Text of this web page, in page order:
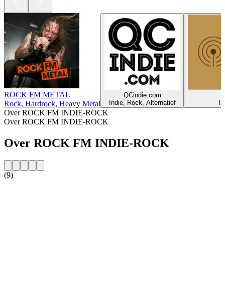
ROCK FM METAL
Rock, Hardrock, Heavy Metal
QCindie.com
Indie, Rock, Alternatief
Over ROCK FM INDIE-ROCK
Over ROCK FM INDIE-ROCK
Over ROCK FM INDIE-ROCK
(9)